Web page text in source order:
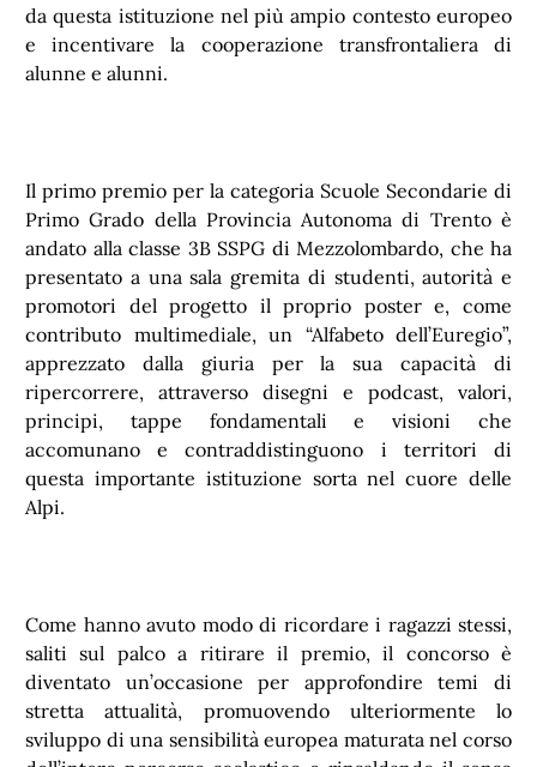
da questa istituzione nel più ampio contesto europeo
e incentivare la cooperazione transfrontaliera di
alunne e alunni.
Il primo premio per la categoria Scuole Secondarie di
Primo Grado della Provincia Autonoma di Trento è
andato alla classe 3B SSPG di Mezzolombardo, che ha
presentato a una sala gremita di studenti, autorità e
promotori del progetto il proprio poster e, come
contributo multimediale, un “Alfabeto dell’Euregio”,
apprezzato dalla giuria per la sua capacità di
ripercorrere, attraverso disegni e podcast, valori,
principi, tappe fondamentali e visioni che
accomunano e contraddistinguono i territori di
questa importante istituzione sorta nel cuore delle
Alpi.
Come hanno avuto modo di ricordare i ragazzi stessi,
saliti sul palco a ritirare il premio, il concorso è
diventato un’occasione per approfondire temi di
stretta attualità, promuovendo ulteriormente lo
sviluppo di una sensibilità europea maturata nel corso